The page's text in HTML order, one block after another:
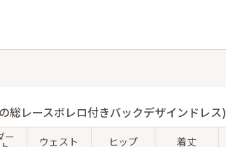
総レースボレロ付きバックデザインドレス)
ー ウェスト ヒップ 着丈